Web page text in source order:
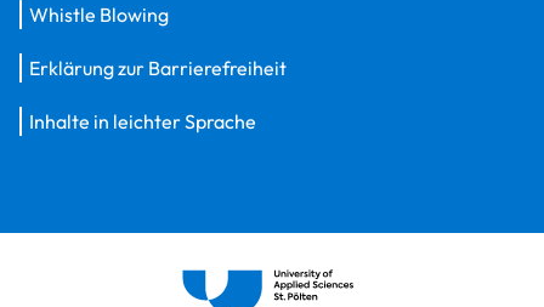
Whistle Blowing
Erklärung zur Barrierefreiheit
Inhalte in leichter Sprache